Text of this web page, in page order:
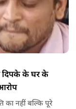
दिपके के घर के
का नहीं बल्कि पूरे